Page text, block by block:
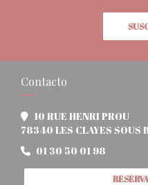
Contacto
10 RUE HENRI PROU
78340 LES CLAYES SOUS
01 30 50 01 98